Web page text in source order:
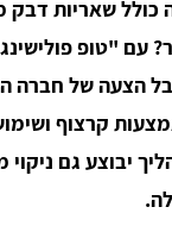
שאריות דבק
עם "טופ
הצעה של חברה
קרצוף
יבוצע גם